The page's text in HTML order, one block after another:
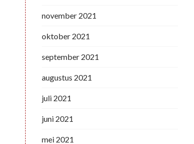
november 2021
oktober 2021
september 2021
augustus 2021
juli 2021
juni 2021
mei 2021